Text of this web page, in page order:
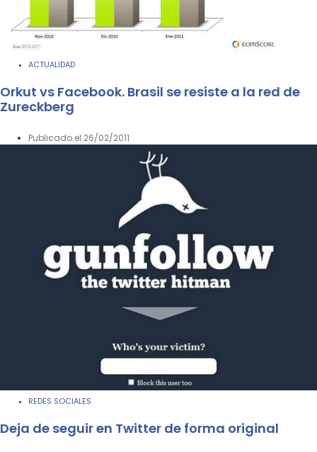
ACTUALIDAD
Orkut vs Facebook. Brasil se resiste a la red de
Zureckberg
Publicado el 26/02/2011
REDES SOCIALES
Deja de seguir en Twitter de forma original